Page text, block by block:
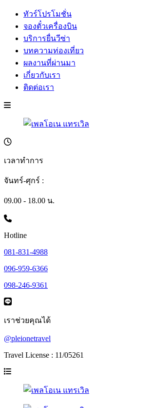
ทัวร์โปรโมชั่น
จองตั๋วเครื่องบิน
บริการยื่นวีซ่า
บทความท่องเที่ยว
ผลงานที่ผ่านมา
เกี่ยวกับเรา
ติดต่อเรา
เวลาทำการ
จันทร์-ศุกร์ :
09.00 - 18.00 น.
Hotline
081-831-4988
096-959-6366
098-246-9361
เราช่วยคุณได้
@pleionetravel
Travel License : 11/05261